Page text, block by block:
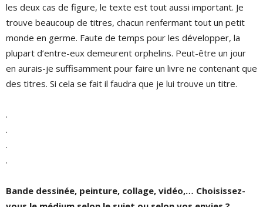
les deux cas de figure, le texte est tout aussi important. Je
trouve beaucoup de titres, chacun renfermant tout un petit
monde en germe. Faute de temps pour les développer, la
plupart d’entre-eux demeurent orphelins. Peut-être un jour
en aurais-je suffisamment pour faire un livre ne contenant que
des titres. Si cela se fait il faudra que je lui trouve un titre.
.
.
.
.
Bande dessinée, peinture, collage, vidéo,… Choisissez-